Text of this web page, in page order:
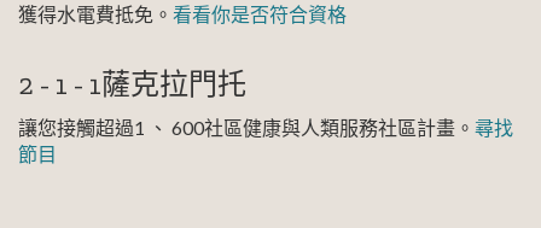
獲得水電費抵免 。 看看你是否符合資格
2 - 1 - 1薩克拉門托
讓您接觸超過1 、 600社區健康與人類服務社區計畫。 尋找
節目